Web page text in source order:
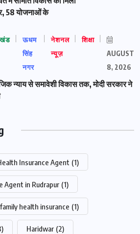
58 योजनाओं के
ऊधम
सिंह
नगर
नेशनल
न्यूज़
शिक्षा
AUGUST
8, 2026
न्याय से समावेशी विकास तक, मोदी सरकार ने
Insurance Agent (1)
Agent in Rudrapur (1)
family health insurance (1)
Haridwar (2)